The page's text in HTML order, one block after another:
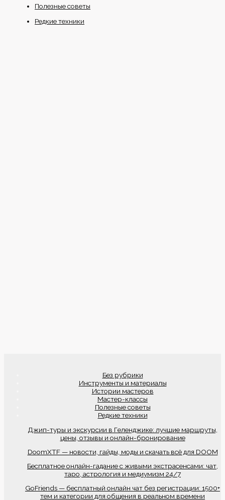
Полезные советы
Редкие техники
Без рубрики
Инструменты и материалы
Истории мастеров
Мастер-классы
Полезные советы
Редкие техники
Джип-туры и экскурсии в Геленджике: лучшие маршруты,
цены, отзывы и онлайн-бронирование
DoomXTF — новости, гайды, моды и скачать всё для DOOM
Бесплатное онлайн-гадание с живыми экстрасенсами: чат,
таро, астрология и медиумизм 24/7
GoFriends — бесплатный онлайн чат без регистрации: 1500+
тем и категории для общения в реальном времени